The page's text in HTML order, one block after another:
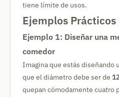
tiene límite de usos.
Ejemplos
Ejemplo 1: Diseñar una
comedor
Imagina que estás diseñando
que el diámetro debe ser de
quepan cómodamente cuatro